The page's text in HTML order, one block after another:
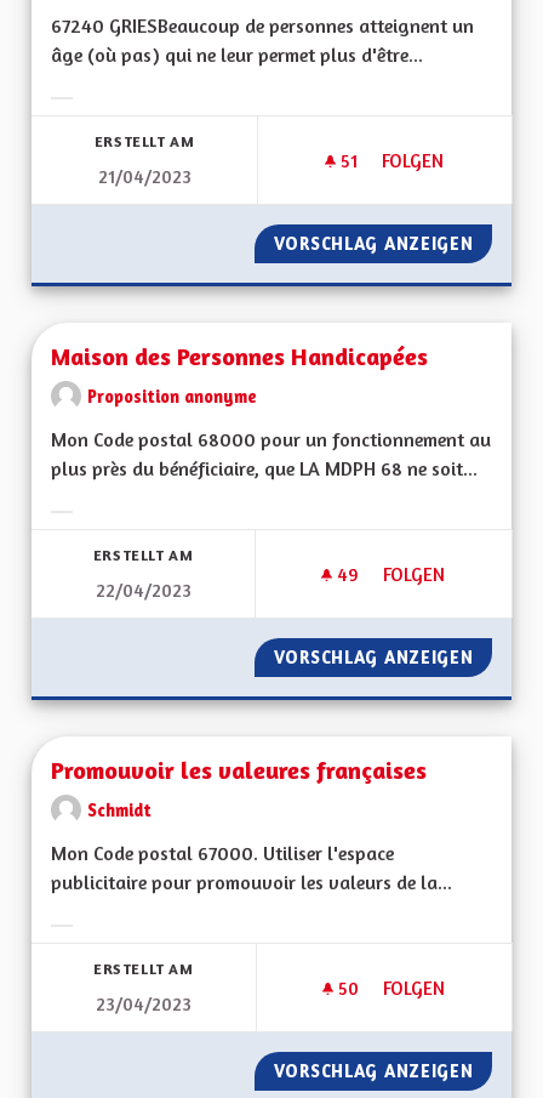
67240 GRIESBeaucoup de personnes atteignent un
âge (où pas) qui ne leur permet plus d'être...
ERSTELLT AM
21/04/2023
51 51 FOLLOWER
FOLGEN
VORSCHLAG ANZEIGEN PRISE
Maison des Personnes Handicapées
Proposition anonyme
Mon Code postal 68000 pour un fonctionnement au
plus près du bénéficiaire, que LA MDPH 68 ne soit...
ERSTELLT AM
22/04/2023
49 49 FOLLOWER
FOLGEN
MAISON DES
VORSCHLAG ANZEIGEN
Promouvoir les valeures françaises
Schmidt
Mon Code postal 67000. Utiliser l'espace
publicitaire pour promouvoir les valeurs de la...
ERSTELLT AM
23/04/2023
50 50 FOLLOWER
FOLGEN
PROMOUVOIR LES
VORSCHLAG ANZEIGEN